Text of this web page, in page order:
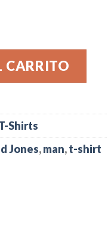
& Jones cantidad
CARRITO
Shirts
Jones,man,t-shirt